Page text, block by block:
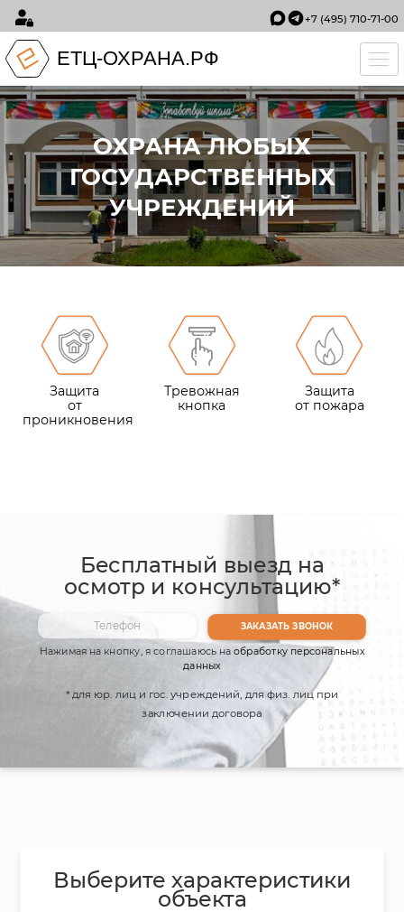
+7 (495) 710-71-00
ЕТЦ-ОХРАНА.РФ
ОХРАНА ЛЮБЫХ
ГОСУДАРСТВЕННЫХ
УЧРЕЖДЕНИЙ
Защита
от
проникновения
Тревожная
кнопка
Защита
от пожара
Бесплатный выезд на
осмотр и консультацию*
Нажимая на кнопку, я соглашаюсь наобработку персональных
данных
* для юр. лиц и гос. учреждений, для физ. лиц при
заключении договора
Выберите характеристики
объекта